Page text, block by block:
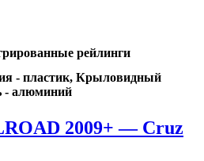
рейлинги
- пластик, Крыловидный
- алюминий
2009+ — Cruz